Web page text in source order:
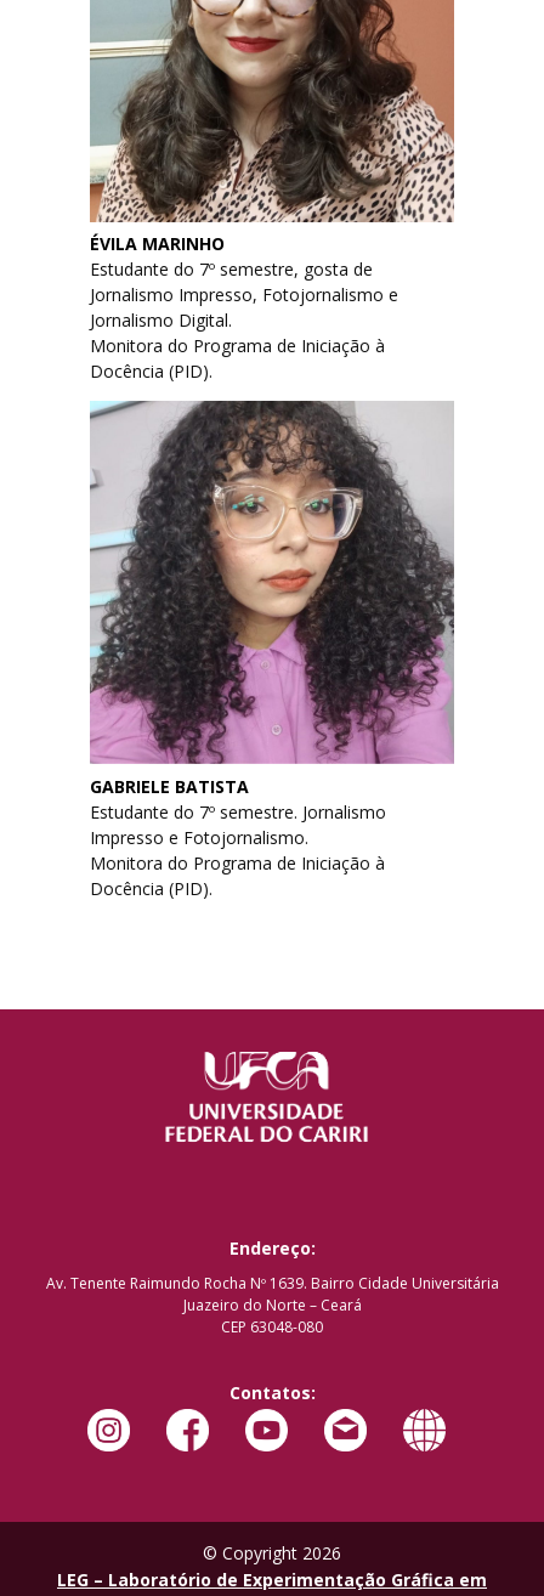
ÉVILA MARINHO
Estudante do 7º semestre, gosta de
Jornalismo Impresso, Fotojornalismo e
Jornalismo Digital.
Monitora do Programa de Iniciação à
Docência (PID).
GABRIELE BATISTA
Estudante do 7º semestre. Jornalismo
Impresso e Fotojornalismo.
Monitora do Programa de Iniciação à
Docência (PID).
Endereço:
Av. Tenente Raimundo Rocha Nº 1639. Bairro Cidade Universitária
Juazeiro do Norte – Ceará
CEP 63048-080
Contatos:
© Copyright 2026
LEG – Laboratório de Experimentação Gráfica em